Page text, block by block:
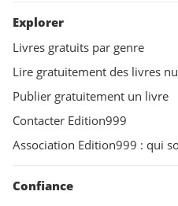
Explorer
Livres gratuits par genre
Lire gratuitement des livres
Publier gratuitement un livre
Contacter Edition999
Association Edition999 : qui
Confiance